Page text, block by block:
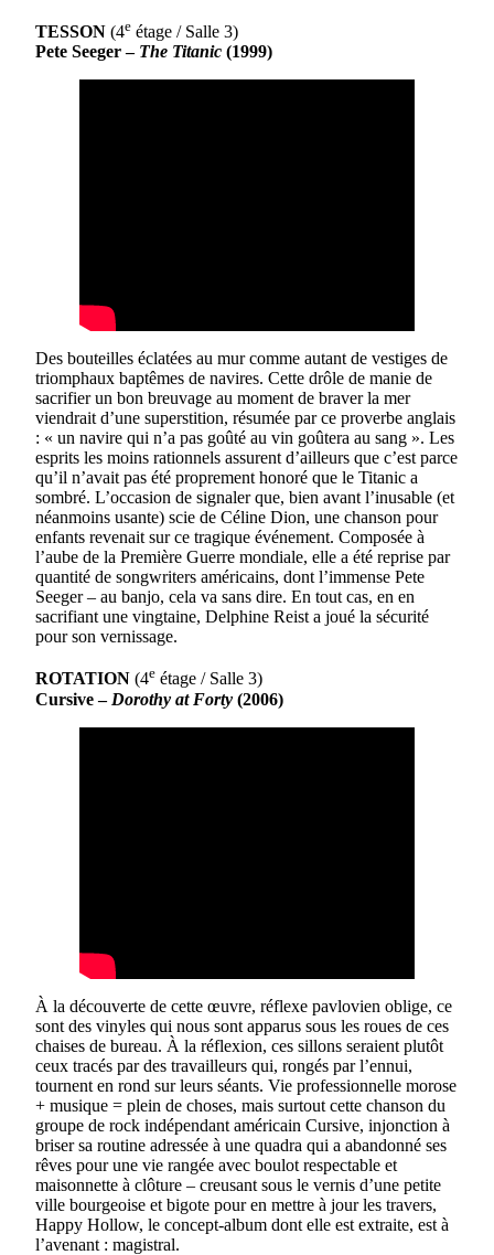
TESSON (4e étage / Salle 3)
Pete Seeger – The Titanic (1999)
Des bouteilles éclatées au mur comme autant de vestiges de
triomphaux baptêmes de navires. Cette drôle de manie de
sacrifier un bon breuvage au moment de braver la mer
viendrait d’une superstition, résumée par ce proverbe anglais
: « un navire qui n’a pas goûté au vin goûtera au sang ». Les
esprits les moins rationnels assurent d’ailleurs que c’est parce
qu’il n’avait pas été proprement honoré que le Titanic a
sombré. L’occasion de signaler que, bien avant l’inusable (et
néanmoins usante) scie de Céline Dion, une chanson pour
enfants revenait sur ce tragique événement. Composée à
l’aube de la Première Guerre mondiale, elle a été reprise par
quantité de songwriters américains, dont l’immense Pete
Seeger – au banjo, cela va sans dire. En tout cas, en en
sacrifiant une vingtaine, Delphine Reist a joué la sécurité
pour son vernissage.
ROTATION (4e étage / Salle 3)
Cursive – Dorothy at Forty (2006)
À la découverte de cette œuvre, réflexe pavlovien oblige, ce
sont des vinyles qui nous sont apparus sous les roues de ces
chaises de bureau. À la réflexion, ces sillons seraient plutôt
ceux tracés par des travailleurs qui, rongés par l’ennui,
tournent en rond sur leurs séants. Vie professionnelle morose
+ musique = plein de choses, mais surtout cette chanson du
groupe de rock indépendant américain Cursive, injonction à
briser sa routine adressée à une quadra qui a abandonné ses
rêves pour une vie rangée avec boulot respectable et
maisonnette à clôture – creusant sous le vernis d’une petite
ville bourgeoise et bigote pour en mettre à jour les travers,
Happy Hollow, le concept-album dont elle est extraite, est à
l’avenant : magistral.